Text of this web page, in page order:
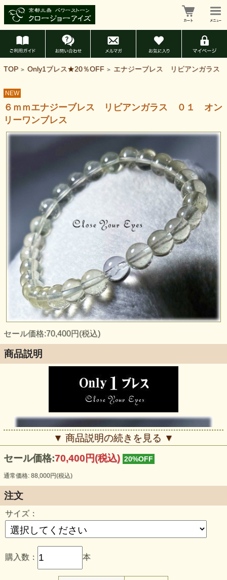
TOP > Only1ブレス★20％OFF > エナジーブレス リビアンガラス
NEW
６ｍｍエナジーブレス リビアンガラス ０１ オン
リーワンブレス
セール価格:70,400円(税込)
商品説明
▼ 商品説明の続きを見る ▼
セール価格:70,400円(税込) 20%OFF
通常価格: 88,000円(税込)
注文
サイズ：
購入数： 本